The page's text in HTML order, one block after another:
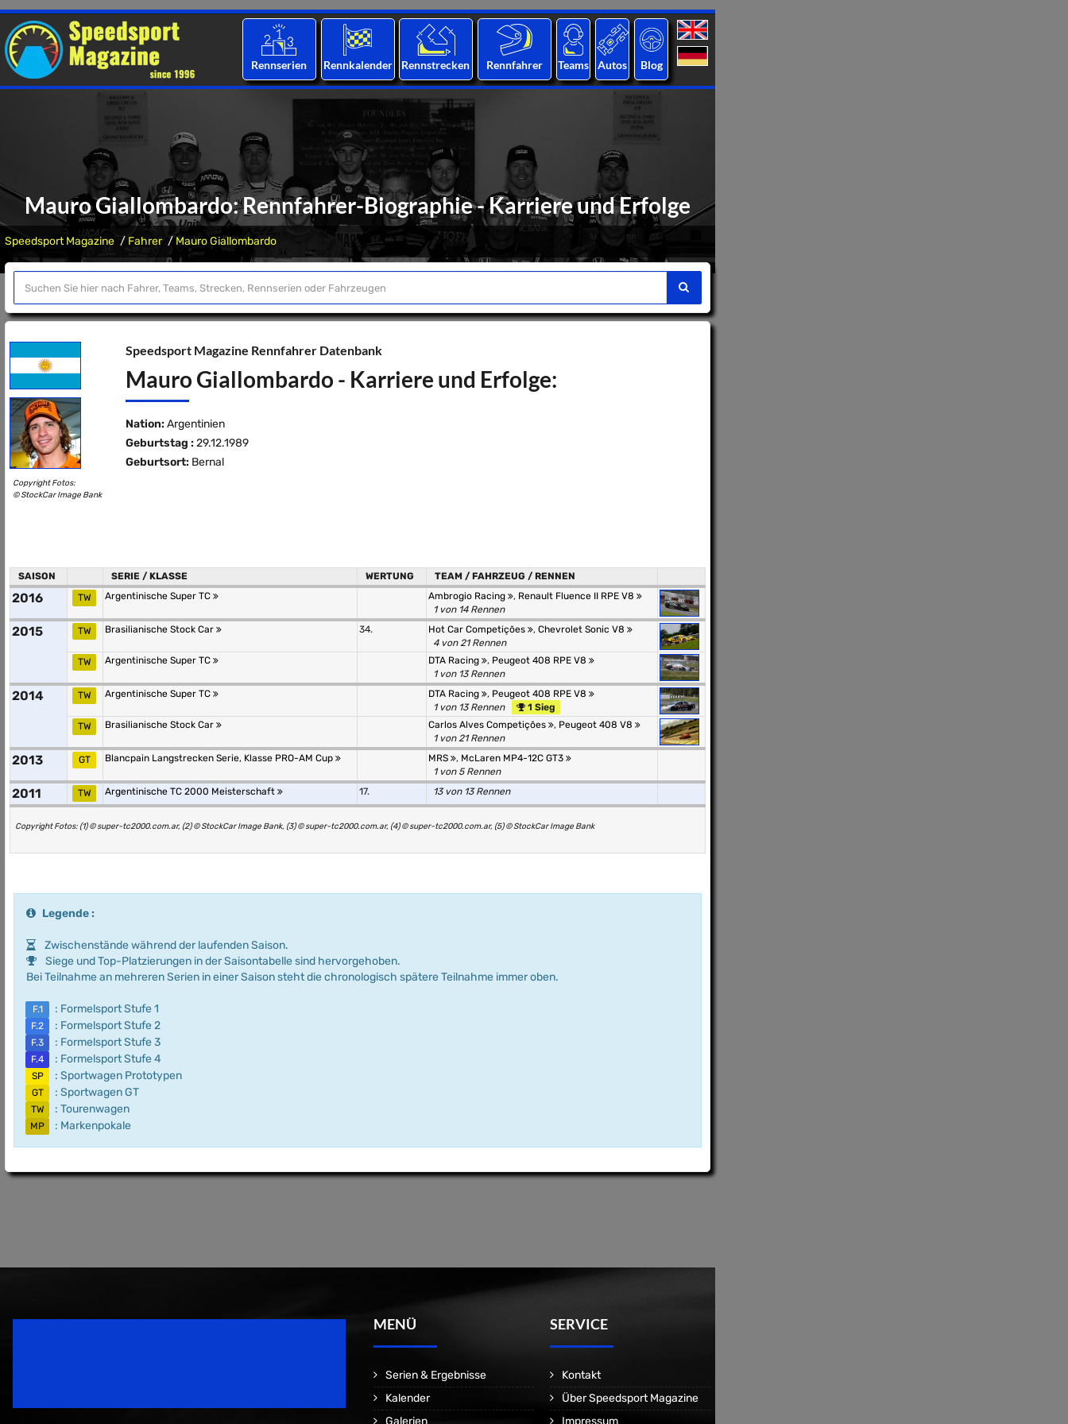
Rennserien Rennkalender Rennstrecken Rennfahrer Teams Autos Blog
Mauro Giallombardo: Rennfahrer-Biographie - Karriere und Erfolge
Speedsport Magazine Fahrer Mauro Giallombardo
Copyright Fotos:
© StockCar Image Bank
Speedsport Magazine Rennfahrer Datenbank
Mauro Giallombardo - Karriere und Erfolge:
Nation: Argentinien
Geburtstag : 29.12.1989
Geburtsort: Bernal
SAISON SERIE / KLASSE WERTUNG TEAM / FAHRZEUG / RENNEN
2016 TW Argentinische Super TC Ambrogio Racing , Renault Fluence II RPE V8
1 von 14 Rennen
2015 TW Brasilianische Stock Car 34. Hot Car Competições , Chevrolet Sonic V8
4 von 21 Rennen
TW
Argentinische Super TC DTA Racing , Peugeot 408 RPE V8
1 von 13 Rennen
2014 TW Argentinische Super TC DTA Racing , Peugeot 408 RPE V8
1 von 13 Rennen
1 Sieg
TW
Brasilianische Stock Car Carlos Alves Competições , Peugeot 408 V8
1 von 21 Rennen
2013 GT Blancpain Langstrecken Serie, Klasse PRO-AM Cup MRS , McLaren MP4-12C GT3
1 von 5 Rennen
2011 TW Argentinische TC 2000 Meisterschaft 17. 13 von 13 Rennen
Copyright Fotos: (1) © super-tc2000.com.ar, (2) © StockCar Image Bank, (3) © super-tc2000.com.ar, (4) © super-tc2000.com.ar, (5) © StockCar Image Bank
Legende :
Zwischenstände während der laufenden Saison.
Siege und Top-Platzierungen in der Saisontabelle sind hervorgehoben.
Bei Teilnahme an mehreren Serien in einer Saison steht die chronologisch spätere Teilnahme immer oben.
F.1 : Formelsport Stufe 1
F.2 : Formelsport Stufe 2
F.3 : Formelsport Stufe 3
F.4 : Formelsport Stufe 4
SP : Sportwagen Prototypen
GT : Sportwagen GT
TW : Tourenwagen
MP : Markenpokale
MENÜ
Serien & Ergebnisse
Kalender
Galerien
SERVICE
Kontakt
Über Speedsport Magazine
Impressum